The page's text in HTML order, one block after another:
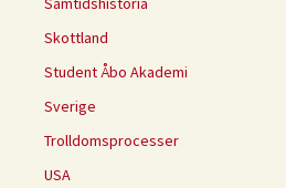
Skottland
Student Åbo Akademi
Sverige
Trolldomsprocesser
USA